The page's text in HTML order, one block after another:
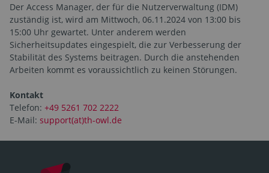
Der Access Manager, der für die Nutzerverwaltung (IDM)
zuständig ist, wird am Mittwoch, 06.11.2024 von 13:00 bis
15:00 Uhr gewartet. Unter anderem werden
Sicherheitsupdates eingespielt, die zur Verbesserung der
Stabilität des Systems beitragen. Durch die anstehenden
Arbeiten kommt es voraussichtlich zu keinen Störungen.
Kontakt
Telefon: +49 5261 702 2222
E-Mail: support(at)th-owl.de